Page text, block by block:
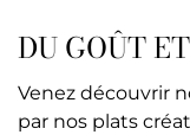
DU GOÛT
Venez découvrir
par nos plats